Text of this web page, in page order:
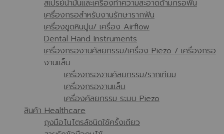
สเปรย์น้ำมันและเครื่องทำความสะอาดด้ามกรอฟัน
เครื่องกรอสำหรับงานรักษารากฟัน
เครื่องขูดหินปูน/ เครื่อง Airflow
Dental Hand Instruments
เครื่องกรองานศัลยกรรม/เครื่อง Piezo / เครื่องกรอ
งานแล็บ
เครื่องกรองานศัลยกรรม/รากเทียม
เครื่องกรองานแล็บ
เครื่องศัลยกรรม ระบบ Piezo
สินค้า Healthcare
ถุงมือไนไตรล์ชนิดใช้ครั้งเดียว